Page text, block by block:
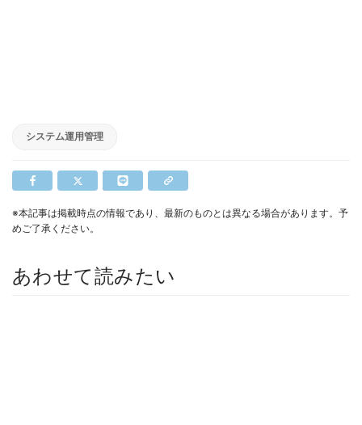
システム運用管理
※本記事は掲載時点の情報であり、最新のものとは異なる場合があります。予
めご了承ください。
あわせて読みたい